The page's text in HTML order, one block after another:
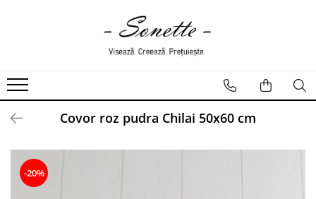
LENJERII DE PAT
LENJERII DE PAT CU PATURA
LENJERII DE PAT CU PILOTA SI
Covor roz pudra Chilai 50x60 cm
-20%